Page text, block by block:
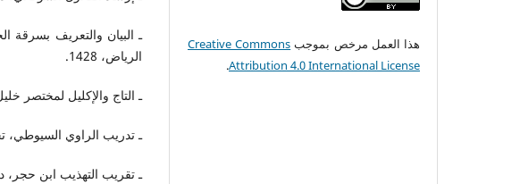
ـ البيان والتعريف بسرقة
الرياض، 1428.
ـ التاج والإكليل لمختصر
ـ تدريب الراوي السيوطي،
ـ تقريب التهذيب ابن حجر،
هذا العمل مرخص بموجب Creative Commons
Attribution 4.0 International License
.